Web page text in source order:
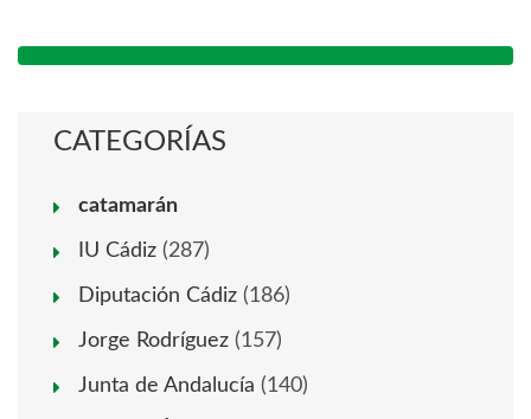
CATEGORÍAS
catamarán
IU Cádiz (287)
Diputación Cádiz (186)
Jorge Rodríguez (157)
Junta de Andalucía (140)